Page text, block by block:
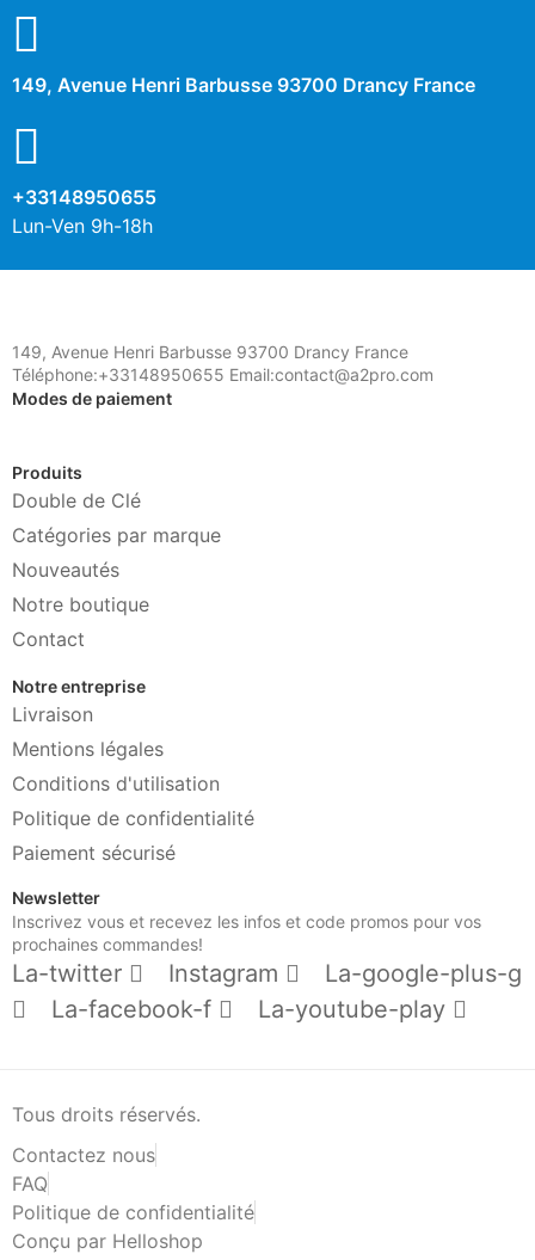
149, Avenue Henri Barbusse 93700 Drancy France
+33148950655
Lun-Ven 9h-18h
149, Avenue Henri Barbusse 93700 Drancy France
Téléphone:+33148950655 Email:contact@a2pro.com
Modes de paiement
Produits
Double de Clé
Catégories par marque
Nouveautés
Notre boutique
Contact
Notre entreprise
Livraison
Mentions légales
Conditions d'utilisation
Politique de confidentialité
Paiement sécurisé
Newsletter
Inscrivez vous et recevez les infos et code promos pour vos
prochaines commandes!
La-twitter Instagram
La-google-plus-g
La-facebook-f
La-youtube-play
Tous droits réservés.
Contactez nous
FAQ
Politique de confidentialité
Conçu par Helloshop